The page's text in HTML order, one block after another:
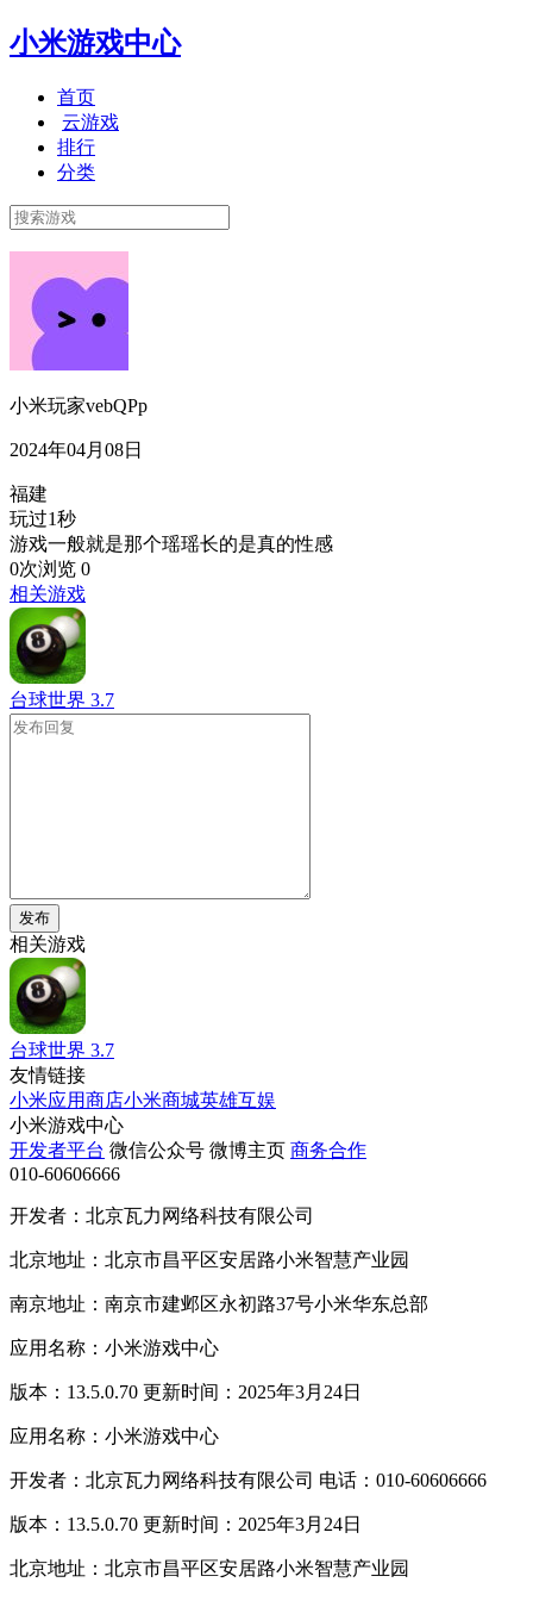
小米游戏中心
首页
云游戏
排行
分类
小米玩家vebQPp
2024年04月08日
福建
玩过1秒
游戏一般就是那个瑶瑶长的是真的性感
0次浏览 0
相关游戏
台球世界 3.7
发布
相关游戏
台球世界 3.7
友情链接
小米应用商店小米商城英雄互娱
小米游戏中心
开发者平台 微信公众号 微博主页 商务合作
010-60606666
开发者：北京瓦力网络科技有限公司
北京地址：北京市昌平区安居路小米智慧产业园
南京地址：南京市建邺区永初路37号小米华东总部
应用名称：小米游戏中心
版本：13.5.0.70 更新时间：2025年3月24日
应用名称：小米游戏中心
开发者：北京瓦力网络科技有限公司 电话：010-60606666
版本：13.5.0.70 更新时间：2025年3月24日
北京地址：北京市昌平区安居路小米智慧产业园